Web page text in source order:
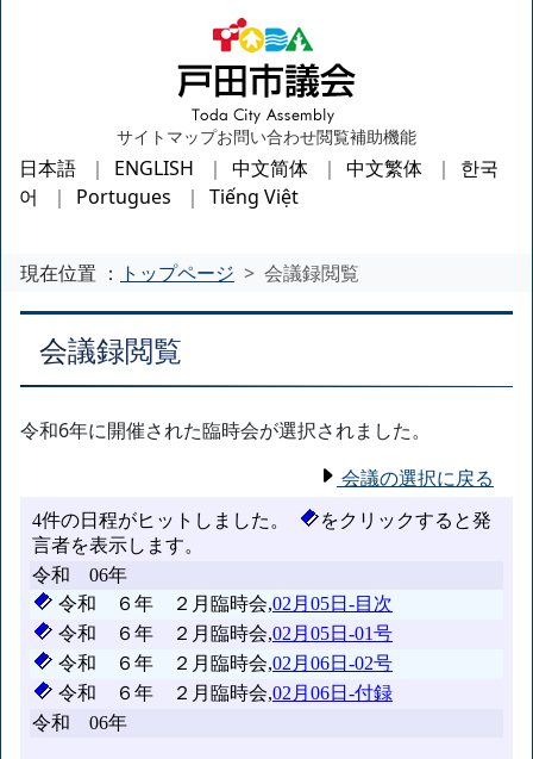
サイトマップお問い合わせ閲覧補助機能
日本語 ENGLISH 中文简体 中文繁体
한국
어
Portugues Tiếng Việt
現在位置 ： トップページ 会議録閲覧
会議録閲覧
令和6年に開催された臨時会が選択されました。
会議の選択に戻る